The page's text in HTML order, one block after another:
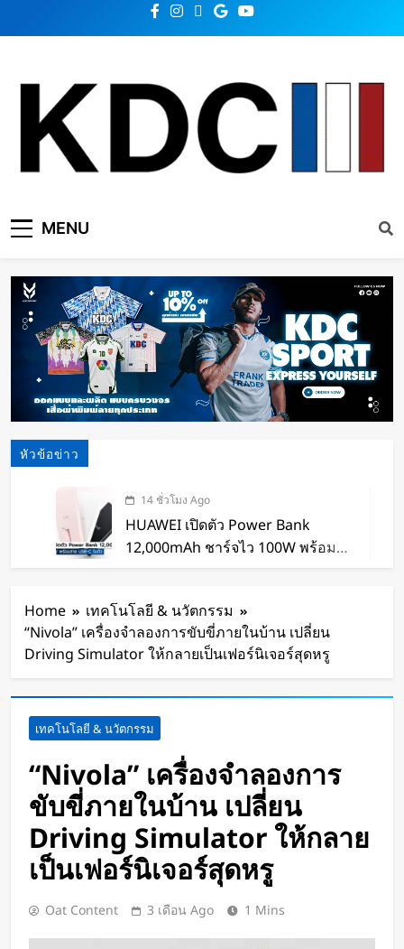
KDC SOLUTION | เคดีซี
โซลูชั่น
MENU
หัวข้อข่าว
14 ชั่วโมง Ago
HUAWEI เปิดตัว Power Bank
12,000mAh ชาร์จไว 100W พร้อม
จากโชว์เทคโนโลยีสู่การทำงานจริง
16 ชั่วโมง Ago
สตาร์ทอัพรัฐออริกอนพัฒนา AI Data
Center ลอยน้ำ ใช้พลังงานจากคลื่น
ทะเลผลิตไฟฟ้า และใช้น้ำทะเลช่วย
ระบายความร้อน
16 ชั่วโมง Ago
จีนเปิดตัว “xianglong” เครื่องขุดอุ
โมงค์ไฮบริด เจาะ-ระเบิดหิน เครื่อง
แรกของโลก
17 ชั่วโมง Ago
Google DeepMind เปิดตัว Weather
Lab แพลตฟอร์ม AI สำหรับคาด
การณ์สภาพอากาศและพายุหมุนเขต
ร้อนล่วงหน้าได้สูงสุด 15 วัน
2 วัน Ago
ChatGPT ทะลุ 1 พันล้านผู้ใช้ต่อ
สัปดาห์ เร็วที่สุดในโลก AI
Home
เทคโนโลยี & นวัตกรรม
“Nivola” เครื่องจำลองการขับขี่ภายในบ้าน เปลี่ยน
Driving Simulator ให้กลายเป็นเฟอร์นิเจอร์สุดหรู
เทคโนโลยี & นวัตกรรม
“Nivola” เครื่องจำลองการ
ขับขี่ภายในบ้าน เปลี่ยน
Driving Simulator ให้กลาย
เป็นเฟอร์นิเจอร์สุดหรู
Oat Content 3 เดือน Ago 1 Mins